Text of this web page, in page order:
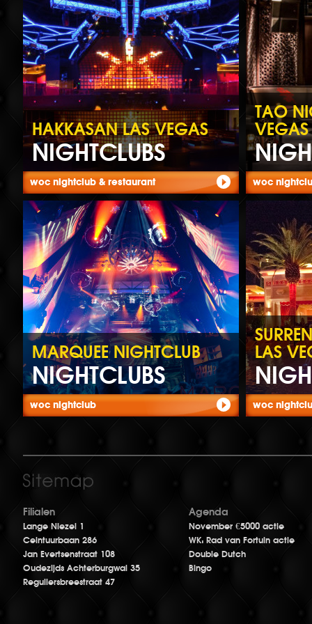
HAKKASAN LAS VEGAS
NIGHTCLUBS
woc nightclub & restaurant
TAO
VEGAS
woc
MARQUEE NIGHTCLUB
NIGHTCLUBS
woc nightclub
LAS
woc
Filialen
Lange Niezel 1
Ceintuurbaan 286
Jan Evertsenstraat 108
Oudezijds Achterburgwal 35
Reguliersbreestraat 47
Agenda
November €5000 actie
WK: Rad van Fortuin actie
Double Dutch
Bingo